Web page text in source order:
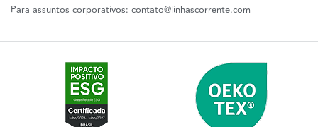
Para assuntos corporativos: contato@linhascorrente.com